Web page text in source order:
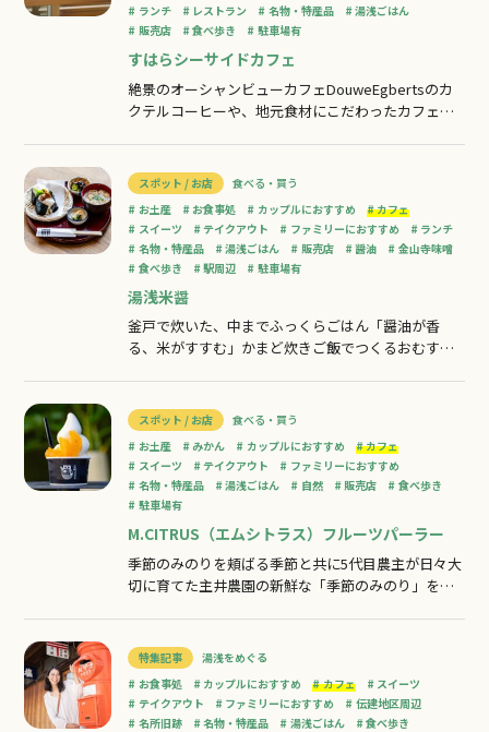
ランチ
レストラン 名物・特産品
湯浅ごはん
販売店
食べ歩き 駐車場有
すはらシーサイドカフェ
絶景のオーシャンビューカフェDouweEgbertsのカ
クテルコーヒーや、地元食材にこだわったカフェメ
ので、お気軽にお声がけ下さい♪
スポット / お店
食べる・買う
お土産
お食事処 カップルにおすすめ
カフェ
スイーツ
テイクアウト ファミリーにおすすめ
ランチ
名物・特産品
湯浅ごはん 販売店 醤油
金山寺味噌
食べ歩き
駅周辺 駐車場有
湯浅米醤
釜戸で炊いた、中までふっくらごはん「醤油が香
る、米がすすむ」かまど炊きご飯でつくるおむすび
です。米ソフト、紀州湯浅ならではの土産ものも。
スポット / お店
食べる・買う
お土産
みかん カップルにおすすめ
カフェ
スイーツ
テイクアウト
ファミリーにおすすめ
名物・特産品
湯浅ごはん 自然 販売店
食べ歩き
駐車場有
M.CITRUS（エムシトラス）フルーツパーラー
季節のみのりを頬ばる季節と共に5代目農主が日々大
切に育てた主井農園の新鮮な「季節のみのり」を
現できる製法で、自然の恵みをギュっと詰め込みま
した。季節ごとに変わるもぎたて柑橘の味わいをお
楽しみください！店頭では農園直送フレ
湯浅をめぐる
特集記事
お食事処
カップルにおすすめ カフェ
スイーツ
テイクアウト
ファミリーにおすすめ
伝建地区周辺
名所旧跡
名物・特産品 湯浅ごはん
食べ歩き